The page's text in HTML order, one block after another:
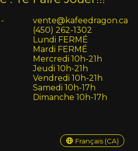
vente@kafeedragon.ca
(450) 262-1302
Lundi FERMÉ
Mardi FERMÉ
Mercredi 10h-21h
Jeudi 10h-21h
Vendredi 10h-21h
Samedi 10h-17h
Dimanche 10h-17h
Français (CA)
English (US)